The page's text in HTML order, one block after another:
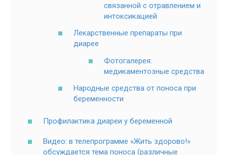
связанной с отравлением и
интоксикацией
Лекарственные препараты при
диарее
Фотогалерея:
медикаментозные средства
Народные средства от поноса при
беременности
Профилактика диареи у беременной
Видео: в телепрограмме «Жить здорово!»
обсуждается тема поноса (различные